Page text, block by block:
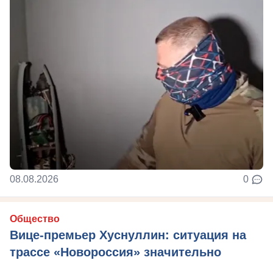
08.08.2026 0
Общество
Вице-премьер Хуснуллин: ситуация на
трассе «Новороссия» значительно